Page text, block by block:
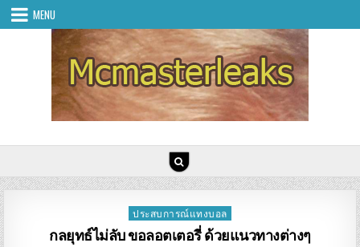
Skip
MENU
Mc Master leaks
Posted
in
ประสบการณ์แทงบอล
กลยุทธ์ไม่ลับ ขอลอตเตอรี่ ด้วยแนวทางต่างๆ